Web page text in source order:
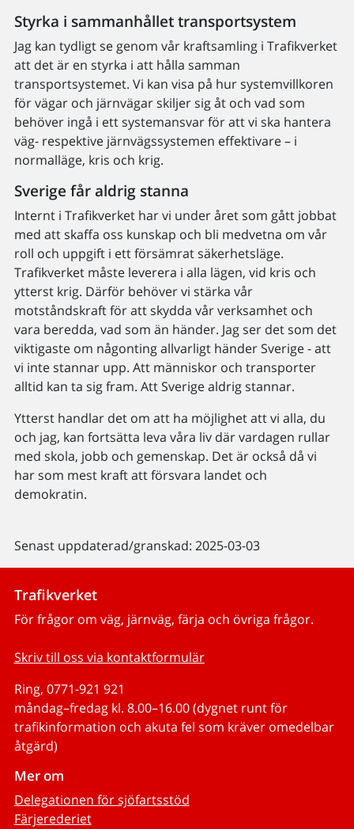
Styrka i sammanhållet transportsystem
Jag kan tydligt se genom vår kraftsamling i Trafikverket
att det är en styrka i att hålla samman
transportsystemet. Vi kan visa på hur systemvillkoren
för vägar och järnvägar skiljer sig åt och vad som
behöver ingå i ett systemansvar för att vi ska hantera
väg- respektive järnvägssystemen effektivare – i
normalläge, kris och krig.
Sverige får aldrig stanna
Internt i Trafikverket har vi under året som gått jobbat
med att skaffa oss kunskap och bli medvetna om vår
roll och uppgift i ett försämrat säkerhetsläge.
Trafikverket måste leverera i alla lägen, vid kris och
ytterst krig. Därför behöver vi stärka vår
motståndskraft för att skydda vår verksamhet och
vara beredda, vad som än händer. Jag ser det som det
viktigaste om någonting allvarligt händer Sverige - att
vi inte stannar upp. Att människor och transporter
alltid kan ta sig fram. Att Sverige aldrig stannar.
Ytterst handlar det om att ha möjlighet att vi alla, du
och jag, kan fortsätta leva våra liv där vardagen rullar
med skola, jobb och gemenskap. Det är också då vi
har som mest kraft att försvara landet och
demokratin.
Senast uppdaterad/granskad: 2025-03-03
Trafikverket
För frågor om väg, järnväg, färja och övriga frågor.
Skriv till oss via kontaktformulär
Ring, 0771-921 921
måndag–fredag kl. 8.00–16.00 (dygnet runt för
trafikinformation och akuta fel som kräver omedelbar
åtgärd)
Mer om
Delegationen för sjöfartsstöd
Färjerederiet